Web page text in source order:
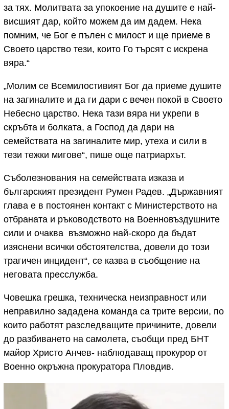
за тях. Молитвата за упокоение на душите е най-
висшият дар, който можем да им дадем. Нека
помним, че Бог е пълен с милост и ще приеме в
Своето царство тези, които Го търсят с искрена
вяра.“
„Молим се Всемилостивият Бог да приеме душите
на загиналите и да ги дари с вечен покой в Своето
Небесно царство. Нека тази вяра ни укрепи в
скръбта и болката, а Господ да дари на
семействата на загиналите мир, утеха и сили в
тези тежки мигове“, пише още патриархът.
Съболезнования на семействата изказа и
българският президент Румен Радев. „Държавният
глава е в постоянен контакт с Министерството на
отбраната и ръководството на Военновъздушните
сили и очаква възможно най-скоро да бъдат
изяснени всички обстоятелства, довели до този
трагичен инцидент“, се казва в съобщение на
неговата пресслужба.
Човешка грешка, техническа неизправност или
неправилно зададена команда са трите версии, по
които работят разследващите причините, довели
до разбиването на самолета, съобщи пред БНТ
майор Христо Анчев- наблюдаващ прокурор от
Военно окръжна прокуратора Пловдив.